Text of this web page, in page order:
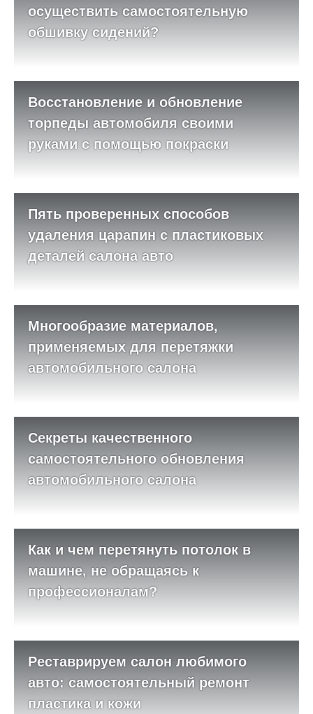
осуществить самостоятельную
обшивку сидений?
Восстановление и обновление
торпеды автомобиля своими
руками с помощью покраски
Пять проверенных способов
удаления царапин с пластиковых
деталей салона авто
Многообразие материалов,
применяемых для перетяжки
автомобильного салона
Секреты качественного
самостоятельного обновления
автомобильного салона
Как и чем перетянуть потолок в
машине, не обращаясь к
профессионалам?
Реставрируем салон любимого
авто: самостоятельный ремонт
пластика и кожи